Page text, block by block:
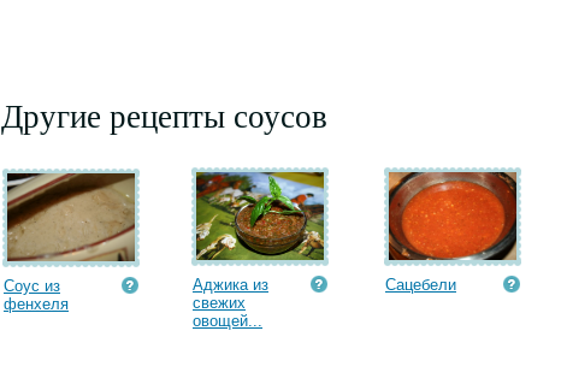
Другие рецепты соусов
Соус из
фенхеля
Аджика из
свежих
овощей...
Сацебели